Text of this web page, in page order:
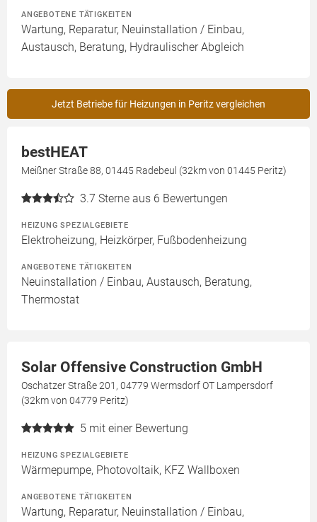
ANGEBOTENE TÄTIGKEITEN
Wartung, Reparatur, Neuinstallation / Einbau,
Austausch, Beratung, Hydraulischer Abgleich
Jetzt Betriebe für Heizungen in Peritz vergleichen
bestHEAT
Meißner Straße 88, 01445 Radebeul (32km von 01445 Peritz)
3.7 Sterne aus 6 Bewertungen
HEIZUNG SPEZIALGEBIETE
Elektroheizung, Heizkörper, Fußbodenheizung
ANGEBOTENE TÄTIGKEITEN
Neuinstallation / Einbau, Austausch, Beratung,
Thermostat
Solar Offensive Construction GmbH
Oschatzer Straße 201, 04779 Wermsdorf OT Lampersdorf
(32km von 04779 Peritz)
5 mit einer Bewertung
HEIZUNG SPEZIALGEBIETE
Wärmepumpe, Photovoltaik, KFZ Wallboxen
ANGEBOTENE TÄTIGKEITEN
Wartung, Reparatur, Neuinstallation / Einbau,